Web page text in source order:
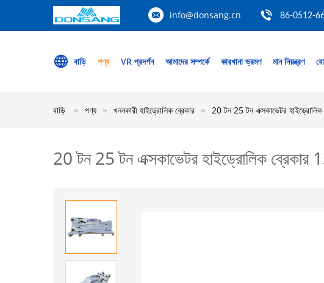
info@donsang.cn 86-0512-
বাড়ি পণ্য VR প্রদর্শন আমাদের সম্পর্কে কারখানা ভ্রমণ মান নিয়ন্ত্রণ
বাড়ি পণ্য খননকারী হাইড্রোলিক ব্রেকার 20 টন 25 টন এক্সকাভেটর
20 টন 25 টন এক্সকাভেটর হাইড্রোলিক